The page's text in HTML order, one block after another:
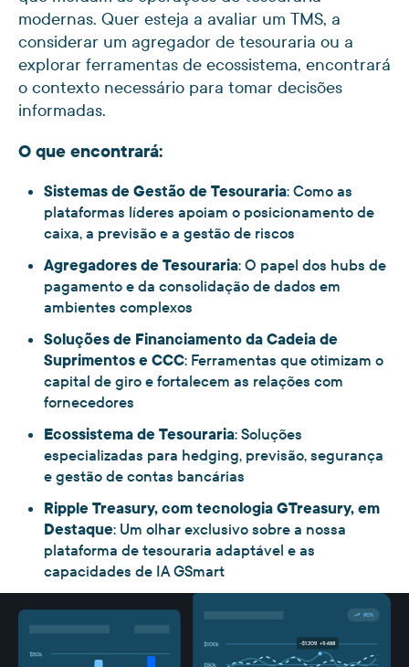
modernas. Quer esteja a avaliar um TMS, a
considerar um agregador de tesouraria ou a
explorar ferramentas de ecossistema, encontrará
o contexto necessário para tomar decisões
informadas.
O que encontrará:
Sistemas de Gestão de Tesouraria: Como as
plataformas líderes apoiam o posicionamento de
caixa, a previsão e a gestão de riscos
Agregadores de Tesouraria: O papel dos hubs de
pagamento e da consolidação de dados em
ambientes complexos
Soluções de Financiamento da Cadeia de
Suprimentos e CCC: Ferramentas que otimizam o
capital de giro e fortalecem as relações com
fornecedores
Ecossistema de Tesouraria: Soluções
especializadas para hedging, previsão, segurança
e gestão de contas bancárias
Ripple Treasury, com tecnologia GTreasury, em
Destaque: Um olhar exclusivo sobre a nossa
plataforma de tesouraria adaptável e as
capacidades de IA GSmart